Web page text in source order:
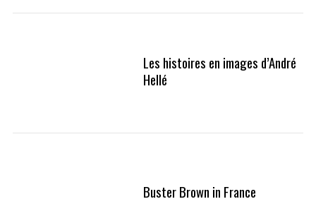
Les histoires en images d’André
Hellé
Buster Brown in France